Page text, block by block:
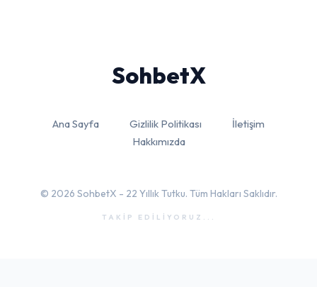
SohbetX
Ana Sayfa Gizlilik Politikası
İletişim
Hakkımızda
© 2026 SohbetX - 22 Yıllık Tutku. Tüm Hakları Saklıdır.
TAKİP EDİLİYORUZ...